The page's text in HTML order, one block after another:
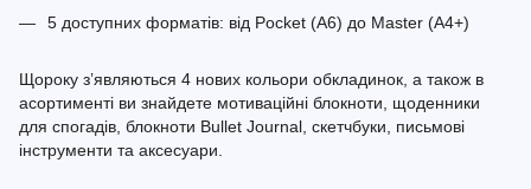
5 доступних форматів: від Pocket (A6) до Master (A4+)
Щороку з’являються 4 нових кольори обкладинок, а також в
асортименті ви знайдете мотиваційні блокноти, щоденники
для спогадів, блокноти Bullet Journal, скетчбуки, письмові
інструменти та аксесуари.